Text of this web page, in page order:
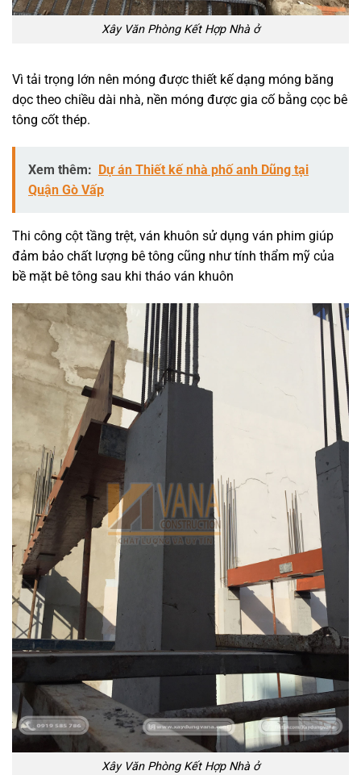
Xây Văn Phòng Kết Hợp Nhà ở
Vì tải trọng lớn nên móng được thiết kế dạng móng băng
dọc theo chiều dài nhà, nền móng được gia cố bằng cọc bê
tông cốt thép.
Xem thêm: Dự án Thiết kế nhà phố anh Dũng tại
Quận Gò Vấp
Thi công cột tầng trệt, ván khuôn sử dụng ván phim giúp
đảm bảo chất lượng bê tông cũng như tính thẩm mỹ của
bề mặt bê tông sau khi tháo ván khuôn
Xây Văn Phòng Kết Hợp Nhà ở